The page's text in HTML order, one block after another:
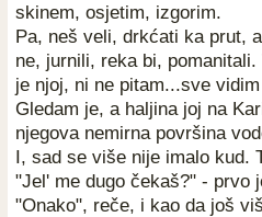
skinem, osjetim, izgorim.
Pa, neš veli, drkćati ka prut,
ne, jurnili, reka bi,
je njoj, ni ne pitam...sve
Gledam je, a haljina joj na
njegova nemirna površina
I, sad se više nije imalo kud.
"Jel' me dugo čekaš?" - prvo
"Onako", reče, i kao da još